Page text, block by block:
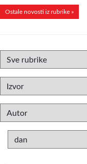
Ostale novosti iz rubrike »